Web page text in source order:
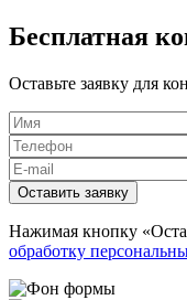
Бесплатная
Оставьте заявку для
Оставить заявку
Нажимая кнопку
обработку